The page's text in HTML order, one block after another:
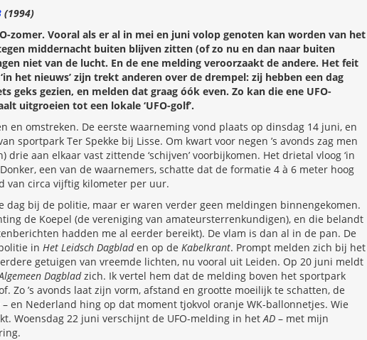
(1994)
zomer. Vooral als er al in mei en juni volop genoten kan worden van het
middernacht buiten blijven zitten (of zo nu en dan naar buiten
niet van de lucht. En de ene melding veroorzaakt de andere. Het feit
het nieuws’ zijn trekt anderen over de drempel: zij hebben een dag
geks gezien, en melden dat graag óók even. Zo kan die ene UFO-
uitgroeien tot een lokale ‘UFO-golf’.
en omstreken. De eerste waarneming vond plaats op dinsdag 14 juni, en
sportpark Ter Spekke bij Lisse. Om kwart voor negen ’s avonds zag men
aan elkaar vast zittende ‘schijven’ voorbijkomen. Het drietal vloog ‘in
een van de waarnemers, schatte dat de formatie 4 à 6 meter hoog
van circa vijftig kilometer per uur.
dag bij de politie, maar er waren verder geen meldingen binnengekomen.
de Koepel (de vereniging van amateursterrenkundigen), en die belandt
hadden me al eerder bereikt). De vlam is dan al in de pan. De
in Het Leidsch Dagbladen op de Kabelkrant. Prompt melden zich bij het
getuigen van vreemde lichten, nu vooral uit Leiden. Op 20 juni meldt
Dagbladzich. Ik vertel hem dat de melding boven het sportpark
Zo ’s avonds laat zijn vorm, afstand en grootte moeilijk te schatten, de
– en Nederland hing op dat moment tjokvol oranje WK-ballonnetjes. Wie
Woensdag 22 juni verschijnt de UFO-melding in het AD – met mijn